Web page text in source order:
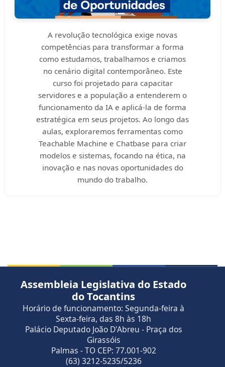
A revolução tecnológica exige novas
competências para transformar a forma
como estudamos, trabalhamos e criamos
no cenário digital contemporâneo. Este
curso foi projetado para capacitar
servidores e a população a entenderem o
funcionamento da IA e aplicá-la de forma
estratégica em seus projetos. Ao longo das
aulas, exploraremos ferramentas como
Teachable Machine e Chatbase para criar
modelos e sistemas, focando na ética, na
inovação e nas novas oportunidades do
mundo do trabalho.
Assembleia Legislativa do Estado
do Tocantins
Horário de funcionamento: Segunda-feira à
Sexta-feira, das 8h às 18h
Palácio Deputado João D'Abreu - Praça dos
Girassóis
Palmas - TO CEP: 77.001-902
(63) 3212-5235/5236